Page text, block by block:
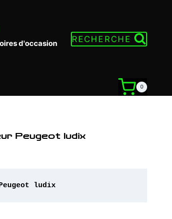
d'occasion
RECHERCHE
0
Peugeot ludix